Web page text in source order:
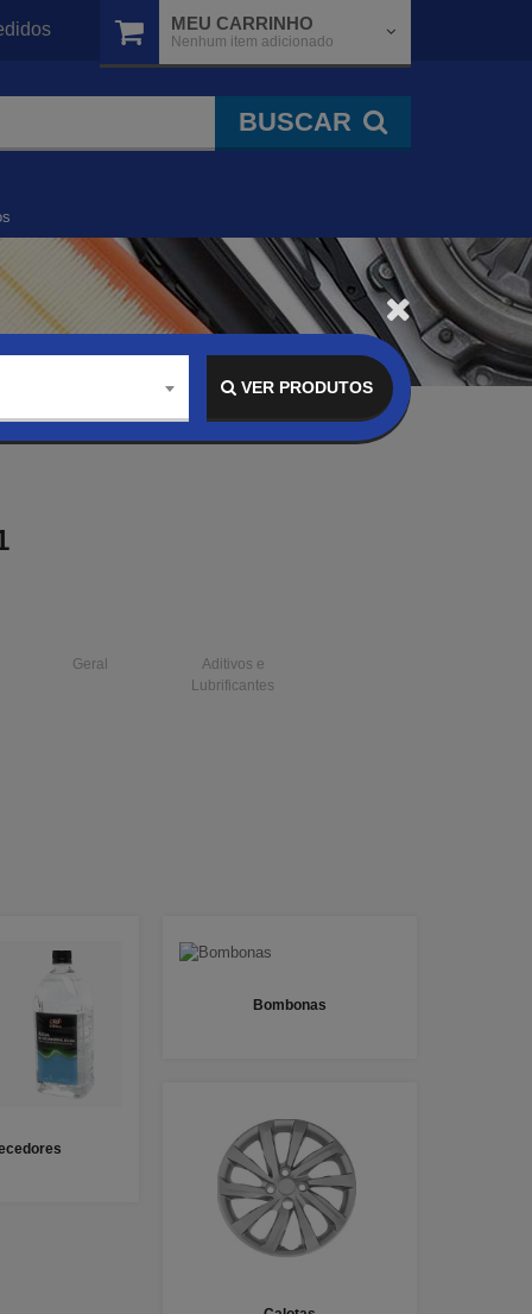
MEU CARRINHO
Nenhum item adicionado
BUSCAR
VER PRODUTOS
Geral
Aditivos e
Lubrificantes
Bombonas